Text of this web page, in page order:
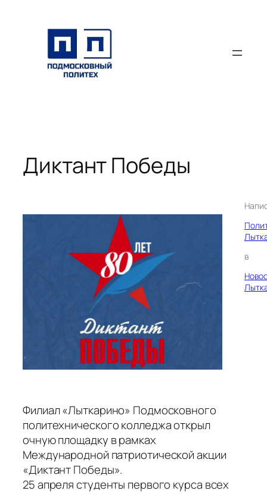
содержимому
Диктант Победы
в
Филиал «Лыткарино» Подмосковного
политехнического колледжа открыл
очную площадку в рамках
Международной патриотической акции
«Диктант Победы».
25 апреля студенты первого курса всех